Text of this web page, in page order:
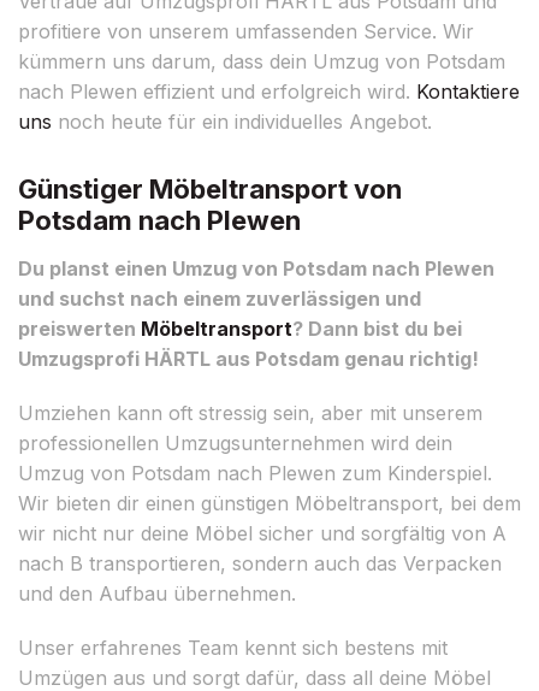
profitiere von unserem umfassenden Service. Wir
kümmern uns darum, dass dein Umzug von Potsdam
nach Plewen effizient und erfolgreich wird. Kontaktiere
uns noch heute für ein individuelles Angebot.
Günstiger Möbeltransport von
Potsdam nach Plewen
Du planst einen Umzug von Potsdam nach Plewen
und suchst nach einem zuverlässigen und
preiswerten Möbeltransport? Dann bist du bei
Umzugsprofi HÄRTL aus Potsdam genau richtig!
Umziehen kann oft stressig sein, aber mit unserem
professionellen Umzugsunternehmen wird dein
Umzug von Potsdam nach Plewen zum Kinderspiel.
Wir bieten dir einen günstigen Möbeltransport, bei dem
wir nicht nur deine Möbel sicher und sorgfältig von A
nach B transportieren, sondern auch das Verpacken
und den Aufbau übernehmen.
Unser erfahrenes Team kennt sich bestens mit
Umzügen aus und sorgt dafür, dass all deine Möbel